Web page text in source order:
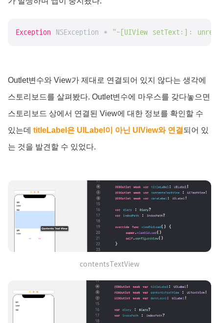
Exception NSException * "-[UIView setText:]:
Outlet변수와 View가 제대로 연결되어 있지 않다는 생각에
스토리보드를 살펴봤다. Outlet변수에 마우스를 갖다놓으면
스토리보드 상에서 연결된 View에 대한 정보를 확인할 수
있는데 titleLabel은 UILabel이 아닌 UIView와 연결 되어 있
는 것을 발견할 수 있었다.
contentsTextView